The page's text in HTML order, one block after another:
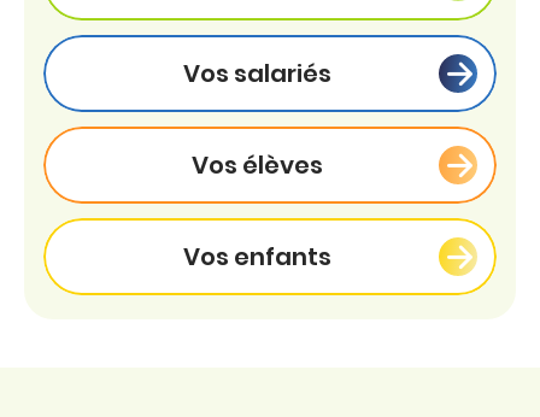
Vos salariés
Vos élèves
Vos enfants